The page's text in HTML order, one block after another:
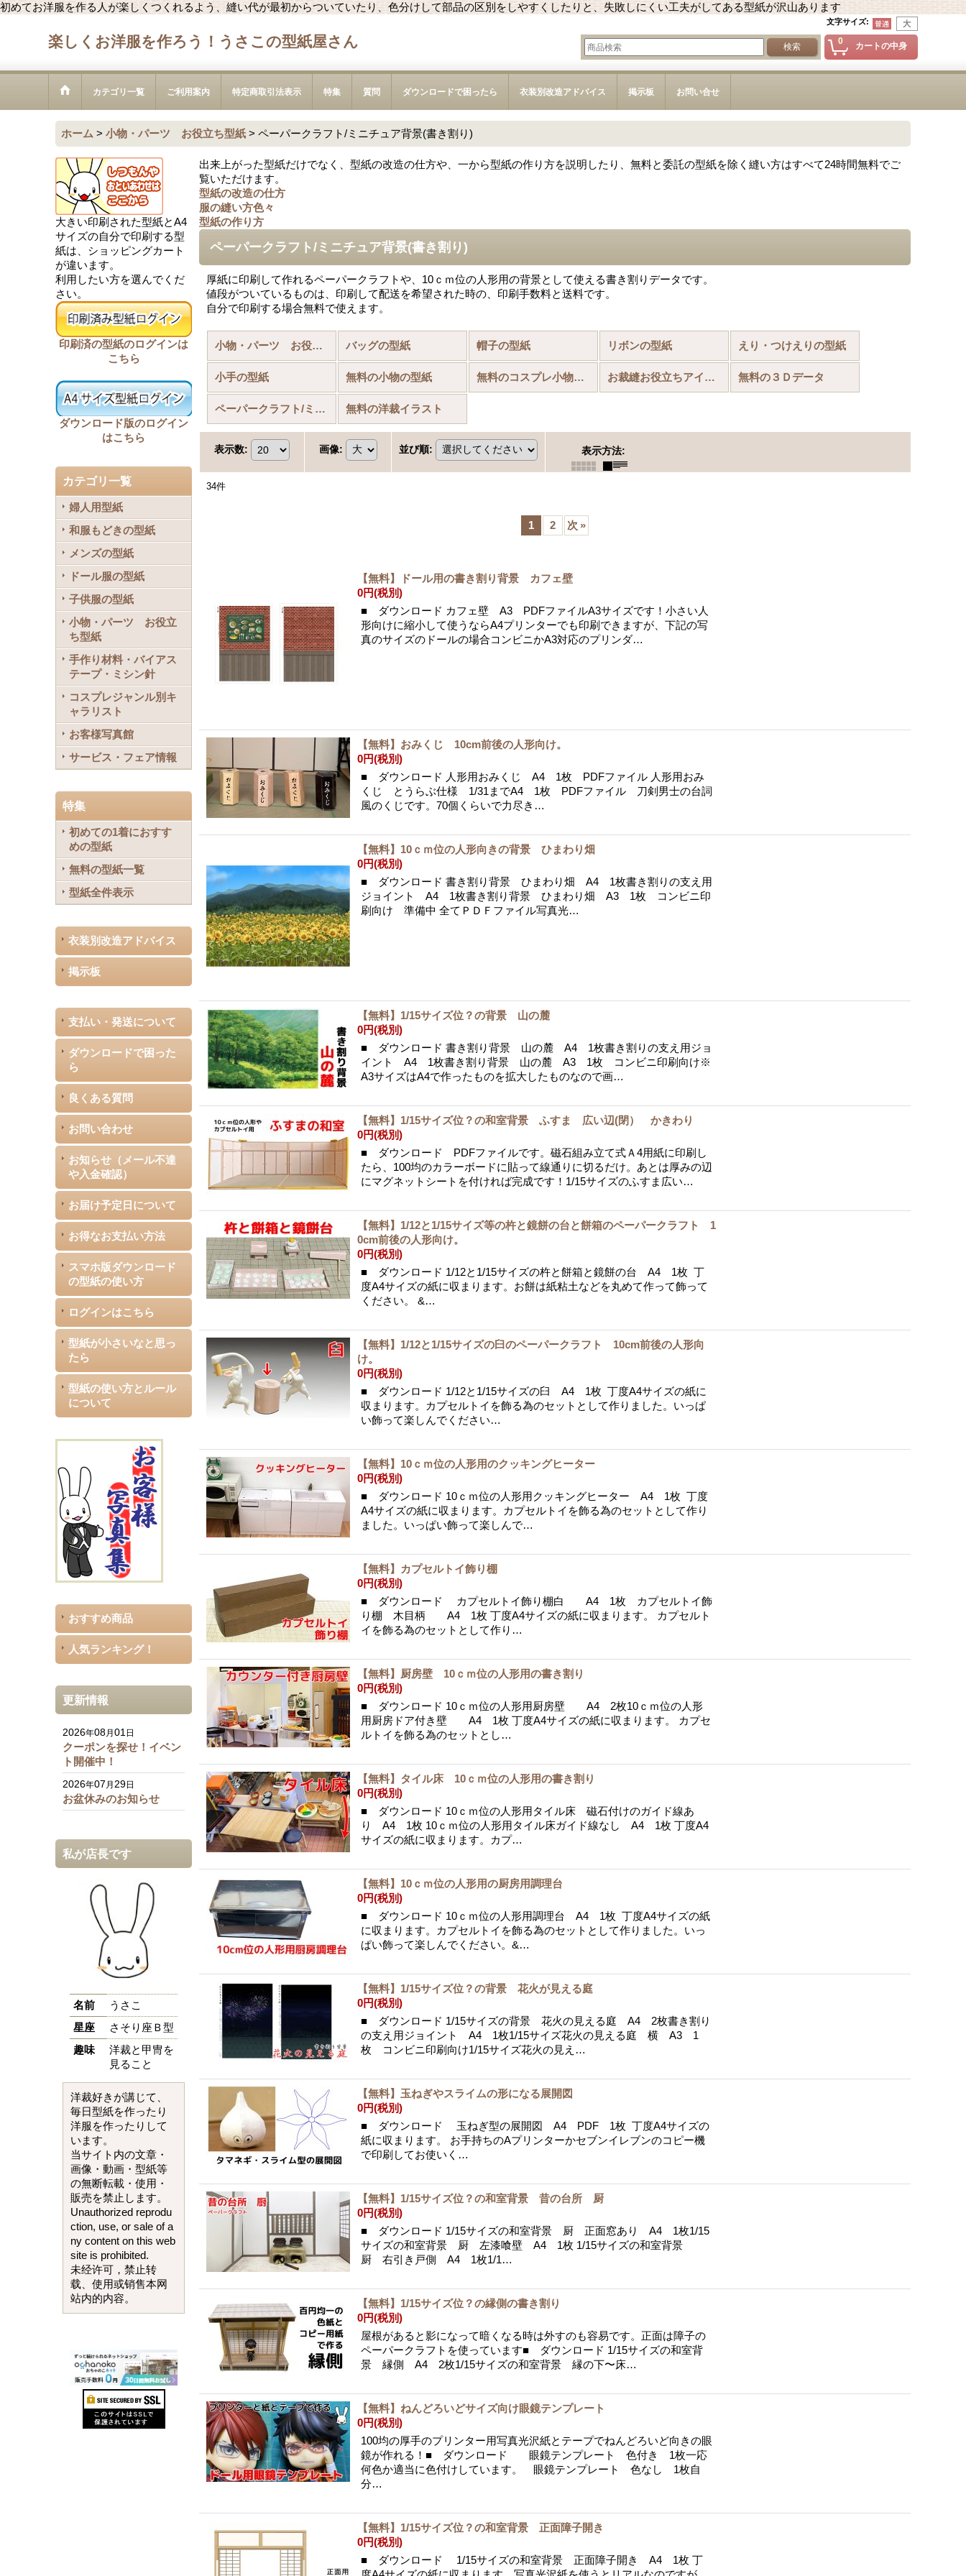
初めてお洋服を作る人が楽しくつくれるよう、縫い代が最初からついていたり、色分けして部品の区別をしやすくしたりと、失敗しにくい工夫がしてある型紙が沢山あります
文字サイズ:
楽しくお洋服を作ろう！うさこの型紙屋さん 0 カートの中身
カテゴリ一覧 ご利用案内 特定商取引法表示 特集 質問 ダウンロードで困ったら 衣装別改造アドバイス 掲示板 お問い合せ
ホーム > 小物・パーツ お役立ち型紙 > ペーパークラフト/ミニチュア背景(書き割り)
大きい印刷された型紙とA4
サイズの自分で印刷する型
紙は、ショッピングカート
が違います。
利用したい方を選んでくだ
さい。
印刷済の型紙のログインは
こちら
ダウンロード版のログイン
はこちら
カテゴリ一覧
婦人用型紙
和服もどきの型紙
メンズの型紙
ドール服の型紙
子供服の型紙
小物・パーツ お役立
ち型紙
手作り材料・バイアス
テープ・ミシン針
コスプレジャンル別キ
ャラリスト
お客様写真館
サービス・フェア情報
特集
初めての1着におすす
めの型紙
無料の型紙一覧
型紙全件表示
衣装別改造アドバイス
掲示板
支払い・発送について
ダウンロードで困った
ら
良くある質問
お問い合わせ
お知らせ（メール不達
や入金確認）
お届け予定日について
お得なお支払い方法
スマホ版ダウンロード
の型紙の使い方
ログインはこちら
型紙が小さいなと思っ
たら
型紙の使い方とルール
について
おすすめ商品
人気ランキング！
更新情報
2026年08月01 日
クーポンを探せ！イベン
ト開催中！
2026年07 月 29日
お盆休みのお知らせ
私が店長です
名前
うさこ
星座
さそり座Ｂ型
趣味
洋裁と甲冑を
見ること
洋裁好きが講じて、
毎日型紙を作ったり
洋服を作ったりして
います。
当サイト内の文章・
画像・動画・型紙等
の無断転載・使用・
販売を禁止します。
Unauthorized reprodu
ction, use, or sale of a
ny content on this web
site is prohibited.
未经许可，禁止转
载、使用或销售本网
站内的内容。
出来上がった型紙だけでなく、型紙の改造の仕方や、一から型紙の作り方を説明したり、無料と委託の型紙を除く縫い方はすべて24時間無料でご
覧いただけます。
型紙の改造の仕方
服の縫い方色々
型紙の作り方
ペーパークラフト/ミニチュア背景(書き割り)
厚紙に印刷して作れるペーパークラフトや、10ｃｍ位の人形用の背景として使える書き割りデータです。
値段がついているものは、印刷して配送を希望された時の、印刷手数料と送料です。
自分で印刷する場合無料で使えます。
小物・パーツ お役立ち型紙 (全商品) バッグの型紙 帽子の型紙 リボンの型紙 えり・つけえりの型紙
小手の型紙 無料の小物の型紙 無料のコスプレ小物の型紙 お裁縫お役立ちアイテム 無料の３Ｄデータ
ペーパークラフト/ミニチュア背景(書き割り) 無料の洋裁イラスト
表示数: 画像: 並び順: 表示方法:
34件
1 2 次 »
【無料】ドール用の書き割り背景 カフェ壁
0円(税別)
■ ダウンロード カフェ壁 A3 PDFファイルA3サイズです！小さい人
形向けに縮小して使うならA4プリンターでも印刷できますが、下記の写
真のサイズのドールの場合コンビニかA3対応のプリンダ…
【無料】おみくじ 10cm前後の人形向け。
0円(税別)
■ ダウンロード 人形用おみくじ A4 1枚 PDFファイル 人形用おみ
くじ とうらぶ仕様 1/31までA4 1枚 PDFファイル 刀剣男士の台詞
風のくじです。70個くらいで力尽き…
【無料】10ｃｍ位の人形向きの背景 ひまわり畑
0円(税別)
■ ダウンロード 書き割り背景 ひまわり畑 A4 1枚書き割りの支え用
ジョイント A4 1枚書き割り背景 ひまわり畑 A3 1枚 コンビニ印
刷向け 準備中 全てＰＤＦファイル写真光…
【無料】1/15サイズ位？の背景 山の麓
0円(税別)
■ ダウンロード 書き割り背景 山の麓 A4 1枚書き割りの支え用ジョ
イント A4 1枚書き割り背景 山の麓 A3 1枚 コンビニ印刷向け※
A3サイズはA4で作ったものを拡大したものなので画…
【無料】1/15サイズ位？の和室背景 ふすま 広い辺(閉） かきわり
0円(税別)
■ ダウンロード PDFファイルです。磁石組み立て式Ａ4用紙に印刷し
たら、100均のカラーボードに貼って線通りに切るだけ。あとは厚みの辺
にマグネットシートを付ければ完成です！1/15サイズのふすま広い…
【無料】1/12と1/15サイズ等の杵と鏡餅の台と餅箱のペーパークラフト 1
0cm前後の人形向け。
0円(税別)
■ ダウンロード 1/12と1/15サイズの杵と餅箱と鏡餅の台 A4 1枚 丁
度A4サイズの紙に収まります。お餅は紙粘土などを丸めて作って飾って
ください。 &…
【無料】1/12と1/15サイズの臼のペーパークラフト 10cm前後の人形向
け。
0円(税別)
■ ダウンロード 1/12と1/15サイズの臼 A4 1枚 丁度A4サイズの紙に
収まります。カプセルトイを飾る為のセットとして作りました。いっぱ
い飾って楽しんでください…
【無料】10ｃｍ位の人形用のクッキングヒーター
0円(税別)
■ ダウンロード 10ｃｍ位の人形用クッキングヒーター A4 1枚 丁度
A4サイズの紙に収まります。カプセルトイを飾る為のセットとして作り
ました。いっぱい飾って楽しんで…
【無料】カプセルトイ飾り棚
0円(税別)
■ ダウンロード カプセルトイ飾り棚白 A4 1枚 カプセルトイ飾
り棚 木目柄 A4 1枚 丁度A4サイズの紙に収まります。 カプセルト
イを飾る為のセットとして作り…
【無料】厨房壁 10ｃｍ位の人形用の書き割り
0円(税別)
■ ダウンロード 10ｃｍ位の人形用厨房壁 A4 2枚10ｃｍ位の人形
用厨房ドア付き壁 A4 1枚 丁度A4サイズの紙に収まります。 カプセ
ルトイを飾る為のセットとし…
【無料】タイル床 10ｃｍ位の人形用の書き割り
0円(税別)
■ ダウンロード 10ｃｍ位の人形用タイル床 磁石付けのガイド線あ
り A4 1枚 10ｃｍ位の人形用タイル床ガイド線なし A4 1枚 丁度A4
サイズの紙に収まります。カプ…
【無料】10ｃｍ位の人形用の厨房用調理台
0円(税別)
■ ダウンロード 10ｃｍ位の人形用調理台 A4 1枚 丁度A4サイズの紙
に収まります。カプセルトイを飾る為のセットとして作りました。いっ
ぱい飾って楽しんでください。&…
【無料】1/15サイズ位？の背景 花火が見える庭
0円(税別)
■ ダウンロード 1/15サイズの背景 花火の見える庭 A4 2枚書き割り
の支え用ジョイント A4 1枚1/15サイズ花火の見える庭 横 A3 1
枚 コンビニ印刷向け1/15サイズ花火の見え…
【無料】玉ねぎやスライムの形になる展開図
0円(税別)
■ ダウンロード 玉ねぎ型の展開図 A4 PDF 1枚 丁度A4サイズの
紙に収まります。 お手持ちのAプリンターかセブンイレブンのコピー機
で印刷してお使いく…
【無料】1/15サイズ位？の和室背景 昔の台所 厨
0円(税別)
■ ダウンロード 1/15サイズの和室背景 厨 正面窓あり A4 1枚1/15
サイズの和室背景 厨 左漆喰壁 A4 1枚 1/15サイズの和室背景
厨 右引き戸側 A4 1枚1/1…
【無料】1/15サイズ位？の縁側の書き割り
0円(税別)
屋根があると影になって暗くなる時は外すのも容易です。正面は障子の
ペーパークラフトを使っています■ ダウンロード 1/15サイズの和室背
景 縁側 A4 2枚1/15サイズの和室背景 縁の下〜床…
【無料】ねんどろいどサイズ向け眼鏡テンプレート
0円(税別)
100均の厚手のプリンター用写真光沢紙とテープでねんどろいど向きの眼
鏡が作れる！■ ダウンロード 眼鏡テンプレート 色付き 1枚一応
何色か適当に色付けしています。 眼鏡テンプレート 色なし 1枚自
分…
【無料】1/15サイズ位？の和室背景 正面障子開き
0円(税別)
■ ダウンロード 1/15サイズの和室背景 正面障子開き A4 1枚 丁